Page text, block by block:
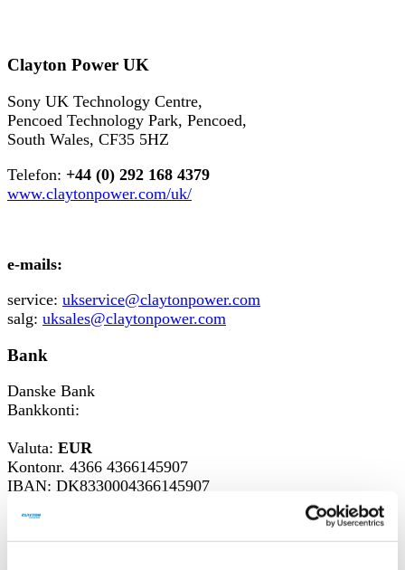
Clayton Power UK
Sony UK Technology Centre,
Pencoed Technology Park, Pencoed,
South Wales, CF35 5HZ
Telefon: +44 (0) 292 168 4379
www.claytonpower.com/uk/
e-mails:
service: ukservice@claytonpower.com
salg: uksales@claytonpower.com
Bank
Danske Bank
Bankkonti:
Valuta: EUR
Kontonr. 4366 4366145907
IBAN: DK8330004366145907
Valuta:DKK